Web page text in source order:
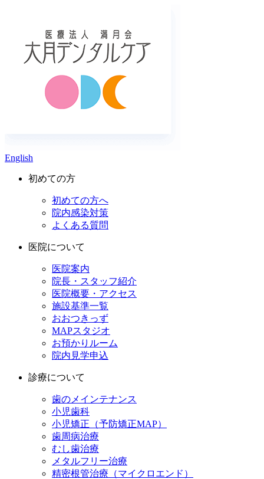
English
初めての方
初めての方へ
院内感染対策
よくある質問
医院について
医院案内
院長・スタッフ紹介
医院概要・アクセス
施設基準一覧
おおつきっず
MAPスタジオ
お預かりルーム
院内見学申込
診療について
歯のメインテナンス
小児歯科
小児矯正（予防矯正MAP）
歯周病治療
むし歯治療
メタルフリー治療
精密根管治療（マイクロエンド）